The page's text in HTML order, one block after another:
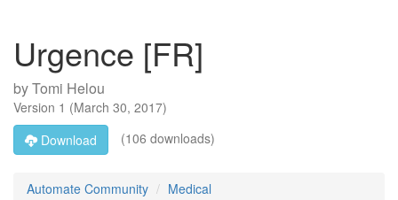
Urgence [FR]
byTomi Helou
Version 1 (March 30, 2017)
Download
(106 downloads)
Automate Community Medical